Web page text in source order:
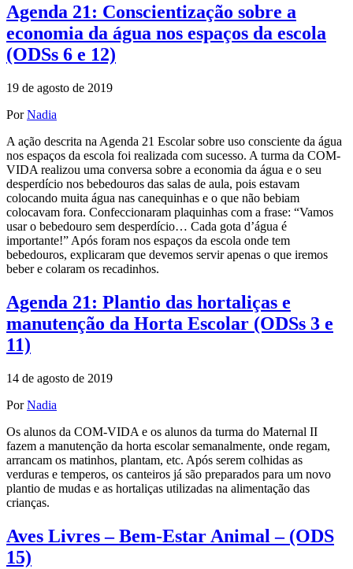
Agenda 21: Conscientização sobre a
economia da água nos espaços da escola
(ODSs 6 e 12)
19 de agosto de 2019
PorNadia
A ação descrita na Agenda 21 Escolar sobre uso consciente da água
nos espaços da escola foi realizada com sucesso. A turma da COM-
VIDA realizou uma conversa sobre a economia da água e o seu
desperdício nos bebedouros das salas de aula, pois estavam
colocando muita água nas canequinhas e o que não bebiam
colocavam fora. Confeccionaram plaquinhas com a frase: “Vamos
usar o bebedouro sem desperdício… Cada gota d’água é
importante!” Após foram nos espaços da escola onde tem
bebedouros, explicaram que devemos servir apenas o que iremos
beber e colaram os recadinhos.
Agenda 21: Plantio das hortaliças e
manutenção da Horta Escolar (ODSs 3 e
11)
14 de agosto de 2019
PorNadia
Os alunos da COM-VIDA e os alunos da turma do Maternal II
fazem a manutenção da horta escolar semanalmente, onde regam,
arrancam os matinhos, plantam, etc. Após serem colhidas as
verduras e temperos, os canteiros já são preparados para um novo
plantio de mudas e as hortaliças utilizadas na alimentação das
crianças.
Aves Livres – Bem-Estar Animal – (ODS
15)